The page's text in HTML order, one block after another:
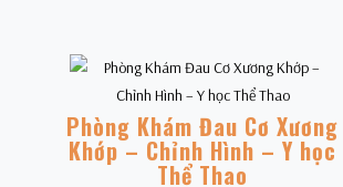
Phòng Khám Đau Cơ Xương
Khớp – Chỉnh Hình – Y học
Thể Thao